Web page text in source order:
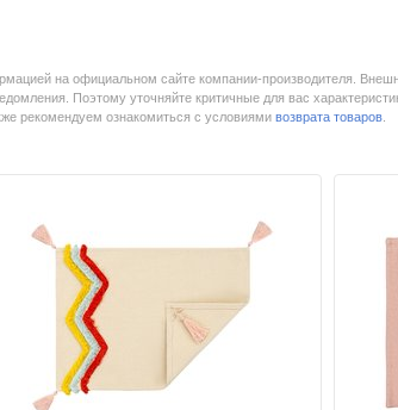
на официальном сайте компании-производителя.
Поэтому уточняйте критичные для вас
рекомендуем ознакомиться с условиями возврата товаров